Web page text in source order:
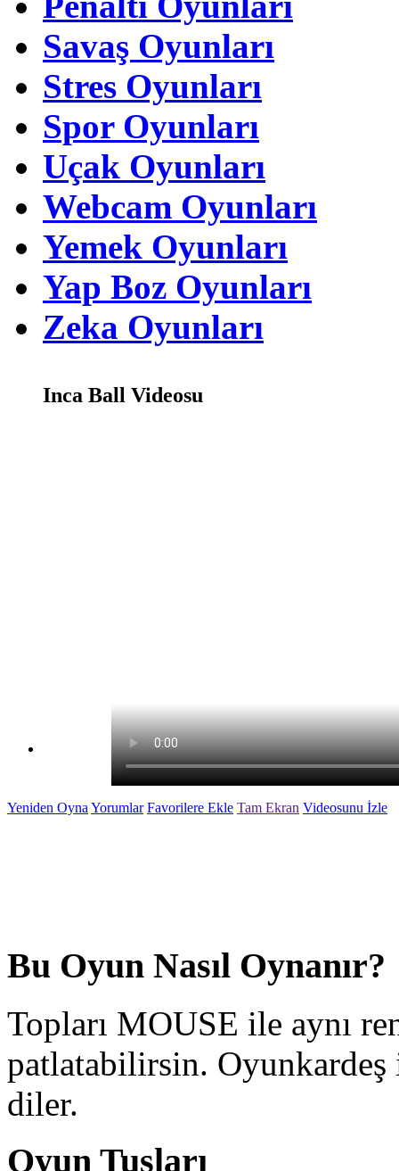
Savaş Oyunları
Stres Oyunları
Spor Oyunları
Uçak Oyunları
Webcam Oyunları
Yemek Oyunları
Yap Boz Oyunları
Zeka Oyunları
Inca Ball Videosu
Inca Ball Oyunu
Yeniden Oyna Yorumlar Favorilere Ekle Tam Ekran Videosunu İzle
Bu Oyun Nasıl Oynanır?
Topları MOUSE ile aynı
patlatabilirsin. Oyunkardeş
diler.
Oyun Tuşları